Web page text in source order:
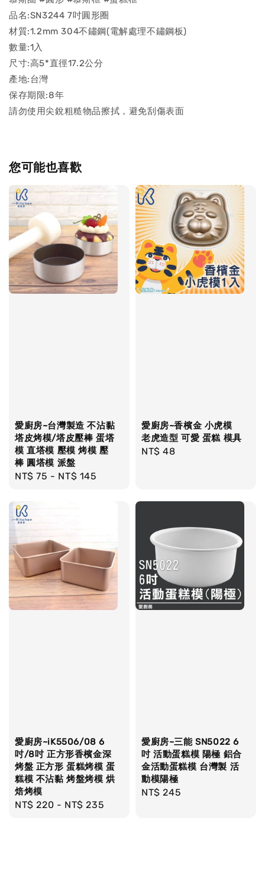
品名:SN3244 7吋圓形圈
材質:1.2mm 304不鏽鋼(電解處理不鏽鋼板)
數量:1入
尺寸:高5*直徑17.2公分
產地:台灣
保存期限:8年
請勿使用尖銳粗糙物品擦拭，避免刮傷表面
您可能也喜歡
愛廚房~台灣製造 不沾黏
塔皮烤模/塔皮壓棒 蛋塔
模 直塔模 壓模 烤模 壓
棒 圓塔模 派盤
Regular
NT$ 75 - NT$ 145
愛廚房~香檳金 小虎模
老虎造型 可愛 蛋糕 模具
Regular
NT$ 48
愛廚房~iK5506/08 6
吋/8吋 正方形香檳金深
烤盤 正方形 蛋糕烤模 蛋
糕模 不沾黏 烤盤烤模 烘
焙烤模
Regular
NT$ 220 - NT$ 235
愛廚房~三能 SN5022 6
吋 活動蛋糕模 陽極 鋁合
金活動蛋糕模 台灣製 活
動模陽極
Regular
NT$ 245